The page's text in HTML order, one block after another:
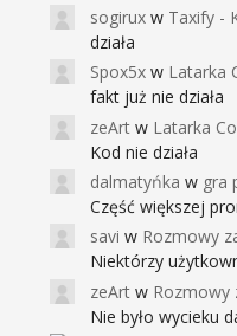
sogirux w Taxify -
działa
Spox5x w Latarka Convoy
fakt już nie działa
zeArt w Latarka Convoy
Kod nie działa
dalmatyńka w gra
Część większej
savi w Rozmowy za
Niektórzy
zeArt w Rozmowy za
Nie było wycieku